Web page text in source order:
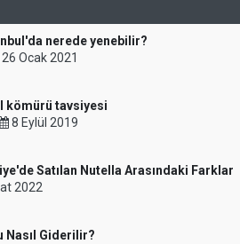
nerede yenebilir?
26 Ocak 2021
kömürü tavsiyesi
8 Eylül 2019
Satılan Nutella Arasındaki Farklar
2022
Nasıl Giderilir?